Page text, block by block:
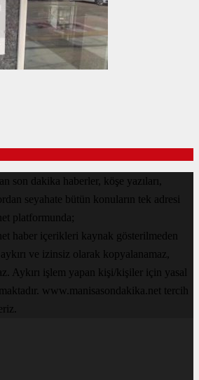
son dakika haberler, köşe yazıları,
seyahate bütün konuların tek adresi
platformunda;
haber içerikleri kaynak gösterilmeden
ve izinsiz olarak kopyalanamaz,
Aykırı işlem yapan kişi/kişiler için yasal
www.manisasondakika.net tercih